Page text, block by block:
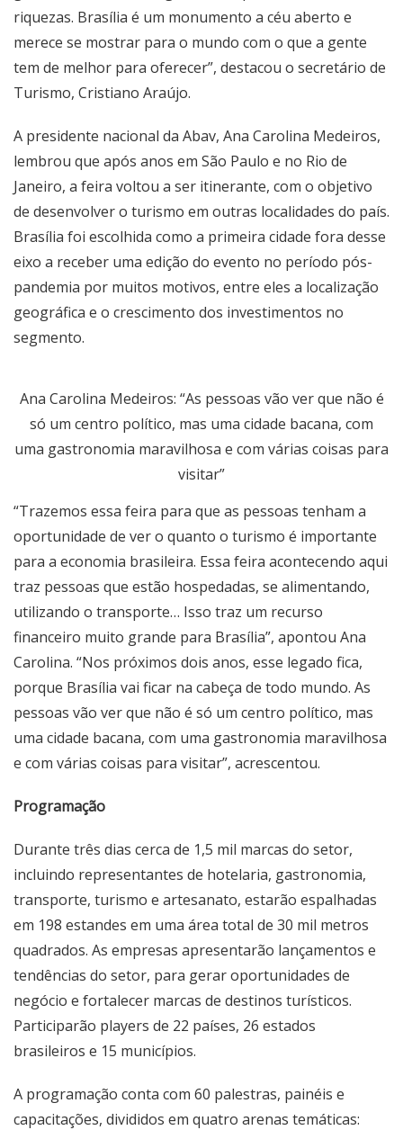
riquezas. Brasília é um monumento a céu aberto e
merece se mostrar para o mundo com o que a gente
tem de melhor para oferecer”, destacou o secretário de
Turismo, Cristiano Araújo.
A presidente nacional da Abav, Ana Carolina Medeiros,
lembrou que após anos em São Paulo e no Rio de
Janeiro, a feira voltou a ser itinerante, com o objetivo
de desenvolver o turismo em outras localidades do país.
Brasília foi escolhida como a primeira cidade fora desse
eixo a receber uma edição do evento no período pós-
pandemia por muitos motivos, entre eles a localização
geográfica e o crescimento dos investimentos no
segmento.
Ana Carolina Medeiros: “As pessoas vão ver que não é
só um centro político, mas uma cidade bacana, com
uma gastronomia maravilhosa e com várias coisas para
visitar”
“Trazemos essa feira para que as pessoas tenham a
oportunidade de ver o quanto o turismo é importante
para a economia brasileira. Essa feira acontecendo aqui
traz pessoas que estão hospedadas, se alimentando,
utilizando o transporte… Isso traz um recurso
financeiro muito grande para Brasília”, apontou Ana
Carolina. “Nos próximos dois anos, esse legado fica,
porque Brasília vai ficar na cabeça de todo mundo. As
pessoas vão ver que não é só um centro político, mas
uma cidade bacana, com uma gastronomia maravilhosa
e com várias coisas para visitar”, acrescentou.
Programação
Durante três dias cerca de 1,5 mil marcas do setor,
incluindo representantes de hotelaria, gastronomia,
transporte, turismo e artesanato, estarão espalhadas
em 198 estandes em uma área total de 30 mil metros
quadrados. As empresas apresentarão lançamentos e
tendências do setor, para gerar oportunidades de
negócio e fortalecer marcas de destinos turísticos.
Participarão players de 22 países, 26 estados
brasileiros e 15 municípios.
A programação conta com 60 palestras, painéis e
capacitações, divididos em quatro arenas temáticas: